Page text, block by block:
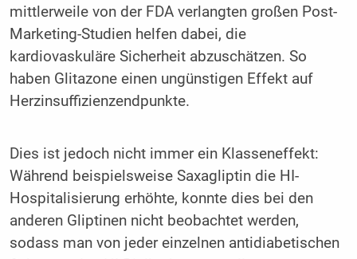
mittlerweile von der FDA verlangten großen Post-
Marketing-Studien helfen dabei, die
kardiovaskuläre Sicherheit abzuschätzen. So
haben Glitazone einen ungünstigen Effekt auf
Herzinsuffizienzendpunkte.
Dies ist jedoch nicht immer ein Klasseneffekt:
Während bei­spielsweise Saxagliptin die HI-
Hospitalisierung erhöhte, konnte dies bei den
anderen Gliptinen nicht beobachtet werden,
sodass man von jeder einzelnen antidiabetischen